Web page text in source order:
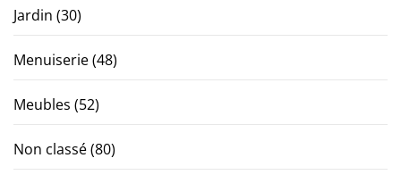
Jardin (30)
Menuiserie(48)
Meubles (52)
Non classé(80)